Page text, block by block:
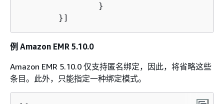
                }
        }]
例 Amazon EMR 5.10.0
Amazon EMR 5.10.0 仅支持匿名绑定，因此，将省略这些
条目。此外，只能指定一种绑定模式。